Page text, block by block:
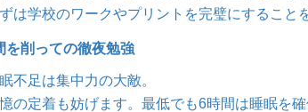
は学校のワークやプリントを完璧にすること
を削っての徹夜勉強
不足は集中力の大敵。
の定着も妨げます。最低でも6時間は睡眠を